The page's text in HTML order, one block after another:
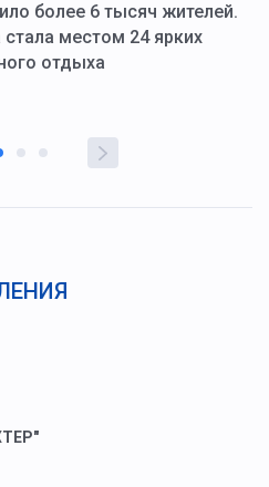
более 6 тысяч жителей.
местом 24 ярких
отдыха